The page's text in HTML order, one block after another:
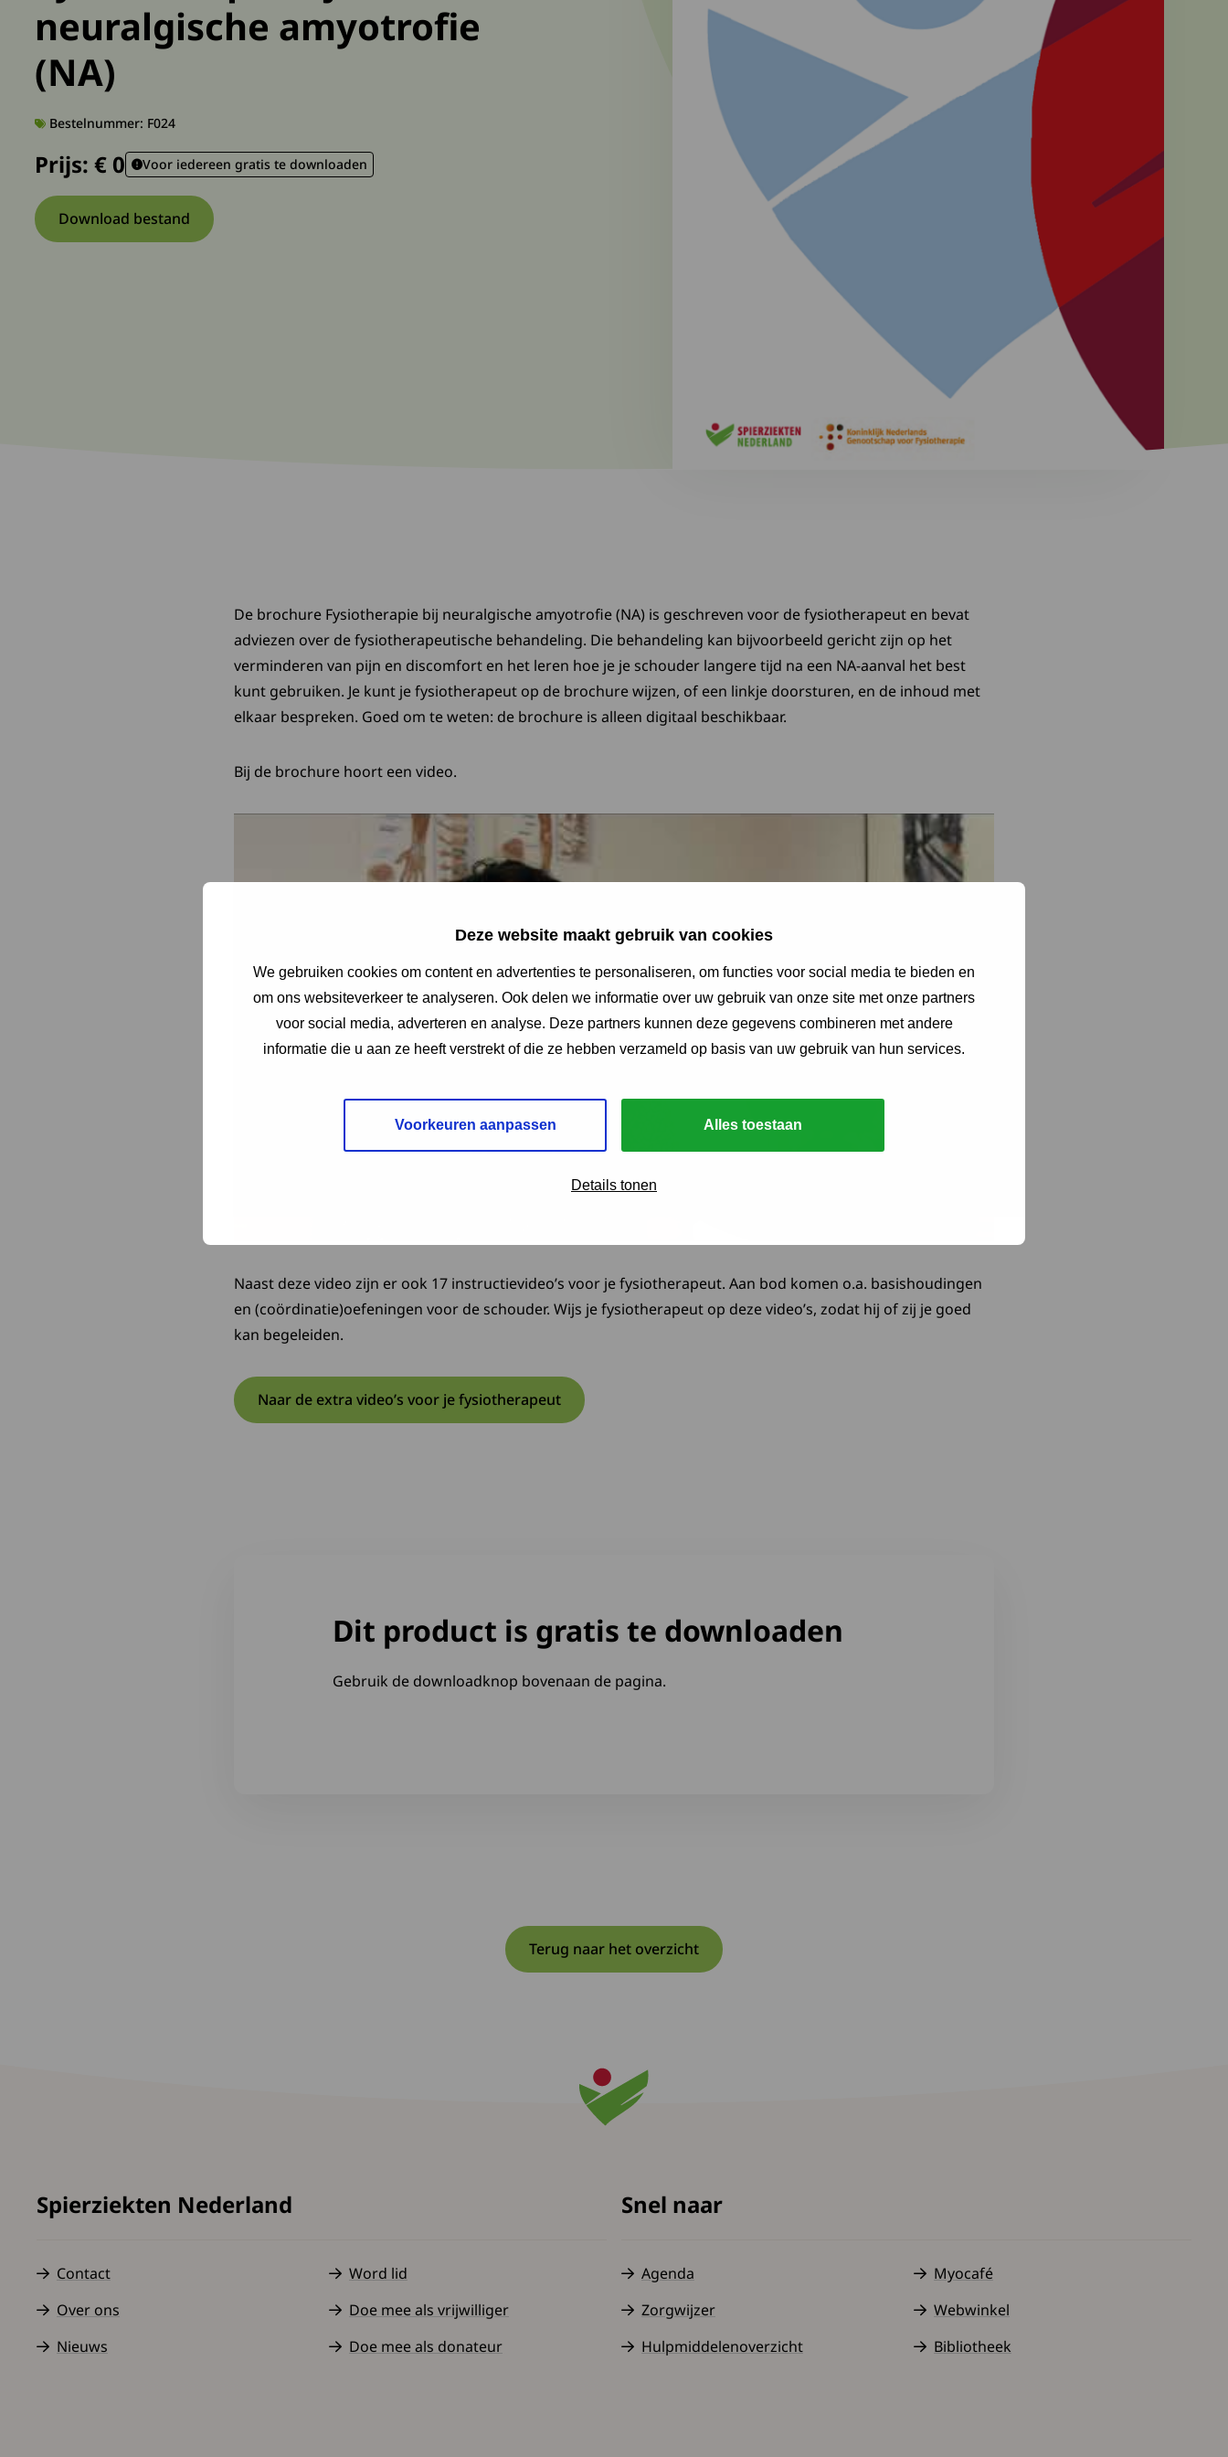
Deze website maakt gebruik van cookies
We gebruiken cookies om content en advertenties te personaliseren, om functies voor social media te bieden en
om ons websiteverkeer te analyseren. Ook delen we informatie over uw gebruik van onze site met onze partners
voor social media, adverteren en analyse. Deze partners kunnen deze gegevens combineren met andere
informatie die u aan ze heeft verstrekt of die ze hebben verzameld op basis van uw gebruik van hun services.
Voorkeuren aanpassen Alles toestaan
Details tonen
neuralgische amyotrofie
(NA)
Bestelnummer: F024
Prijs: € 0 Voor iedereen gratis te downloaden
Download bestandDownload bestand: F024-Fysiotherapie-bij-NA-2024.pdf
De brochure Fysiotherapie bij neuralgische amyotrofie (NA) is geschreven voor de fysiotherapeut en bevat
adviezen over de fysiotherapeutische behandeling. Die behandeling kan bijvoorbeeld gericht zijn op het
verminderen van pijn en discomfort en het leren hoe je je schouder langere tijd na een NA-aanval het best
kunt gebruiken. Je kunt je fysiotherapeut op de brochure wijzen, of een linkje doorsturen, en de inhoud met
elkaar bespreken. Goed om te weten: de brochure is alleen digitaal beschikbaar.
Bij de brochure hoort een video.
Naast deze video zijn er ook 17 instructievideo’s voor je fysiotherapeut. Aan bod komen o.a. basishoudingen
en (coördinatie)oefeningen voor de schouder. Wijs je fysiotherapeut op deze video’s, zodat hij of zij je goed
kan begeleiden.
Naar de extra video’s voor je fysiotherapeut
Dit product is gratis te downloaden
Gebruik de downloadknop bovenaan de pagina.
Terug naar het overzicht
Spierziekten Nederland
Contact
Over ons
Nieuws
Word lid
Doe mee als vrijwilliger
Doe mee als donateur
Snel naar
Agenda
Zorgwijzer
Hulpmiddelenoverzicht
Myocafé
Webwinkel
Bibliotheek